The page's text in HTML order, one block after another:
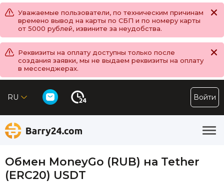
Уважаемые пользователи, по техническим причинам
времено вывод на карты по СБП и по номеру карты
от 5000 рублей, извините за неудобства.
Реквизиты на оплату доступны только после
создания заявки, мы не выдаем реквизиты на оплату
в мессенджерах.
RU Войти
Обмен MoneyGo (RUB) на Tether
(ERC20) USDT